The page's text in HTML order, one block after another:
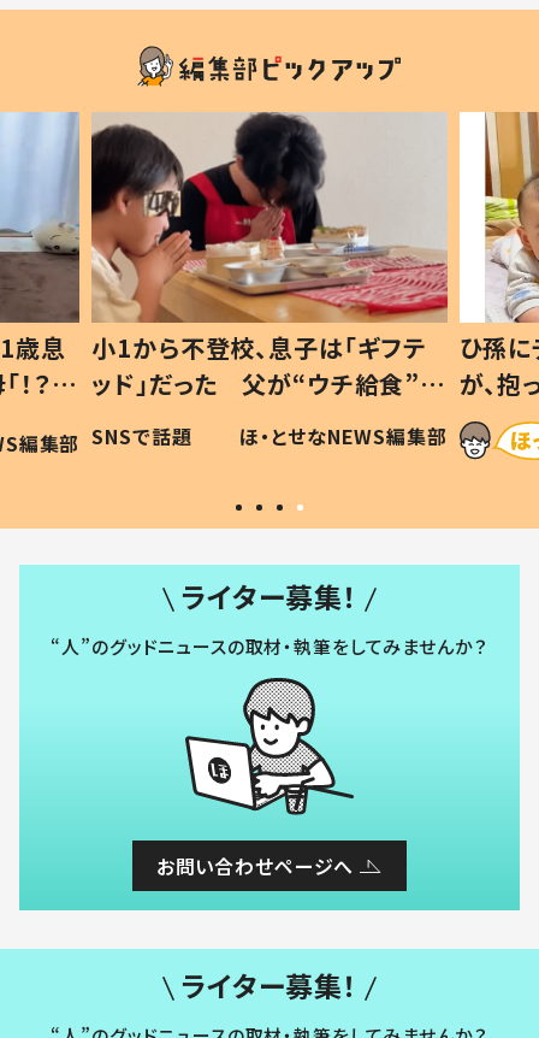
歳息
？」
編集部
小1から不登校、息子は「ギフテ
ッド」だった 父が“ウチ給食”を
作り続ける理由とは #令和の親
#令和の子
SNSで話題 ほ・とせなNEWS編集部
ひ孫
が、
「涙が
い」
ライター募集！
“人”のグッドニュースの取材・執筆をしてみませんか？
お問い合わせページへ
ライター募集！